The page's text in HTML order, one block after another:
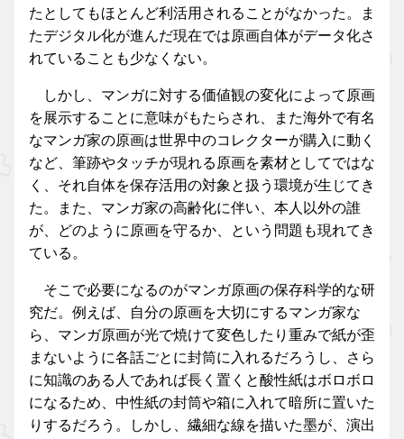
たとしてもほとんど利活用されることがなかった。ま
たデジタル化が進んだ現在では原画自体がデータ化さ
れていることも少なくない。
しかし、マンガに対する価値観の変化によって原画
を展示することに意味がもたらされ、また海外で有名
なマンガ家の原画は世界中のコレクターが購入に動く
など、筆跡やタッチが現れる原画を素材としてではな
く、それ自体を保存活用の対象と扱う環境が生じてき
た。また、マンガ家の高齢化に伴い、本人以外の誰
が、どのように原画を守るか、という問題も現れてき
ている。
そこで必要になるのがマンガ原画の保存科学的な研
究だ。例えば、自分の原画を大切にするマンガ家な
ら、マンガ原画が光で焼けて変色したり重みで紙が歪
まないように各話ごとに封筒に入れるだろうし、さら
に知識のある人であれば長く置くと酸性紙はボロボロ
になるため、中性紙の封筒や箱に入れて暗所に置いた
りするだろう。しかし、繊細な線を描いた墨が、演出